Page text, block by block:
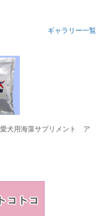
ギャラリー一覧
愛犬用海藻サプリメント ア